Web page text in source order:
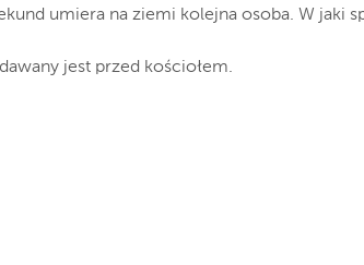
umiera na ziemi kolejna osoba. W jaki
jest przed kościołem.